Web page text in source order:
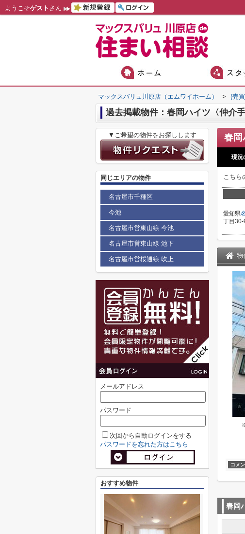
ようこそゲスト さん
マックスバリュ川原店（エムワイホーム） > (売
過去掲載物件：春岡ハイツ〈仲介手
現況
こちら
愛知県
丁目30-
物
コメ
春岡
▼ご希望の物件をお探しします
同じエリアの物件
名古屋市千種区
今池
名古屋市営東山線 今池
名古屋市営東山線 池下
名古屋市営桜通線 吹上
メールアドレス
パスワード
次回から自動ログインをする
パスワードを忘れた方はこちら
おすすめ物件